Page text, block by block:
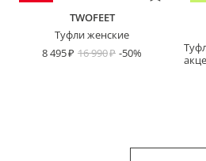
TWOFEET
Туфли женские
8 495
16 990 -50%